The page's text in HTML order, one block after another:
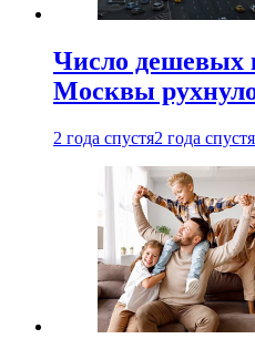
Число дешевых
Москвы
2 года спустя2 года спустя